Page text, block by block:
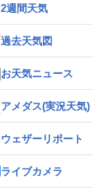
2週間天気
過去天気図
お天気ニュース
アメダス(実況天気)
ウェザーリポート
ライブカメラ